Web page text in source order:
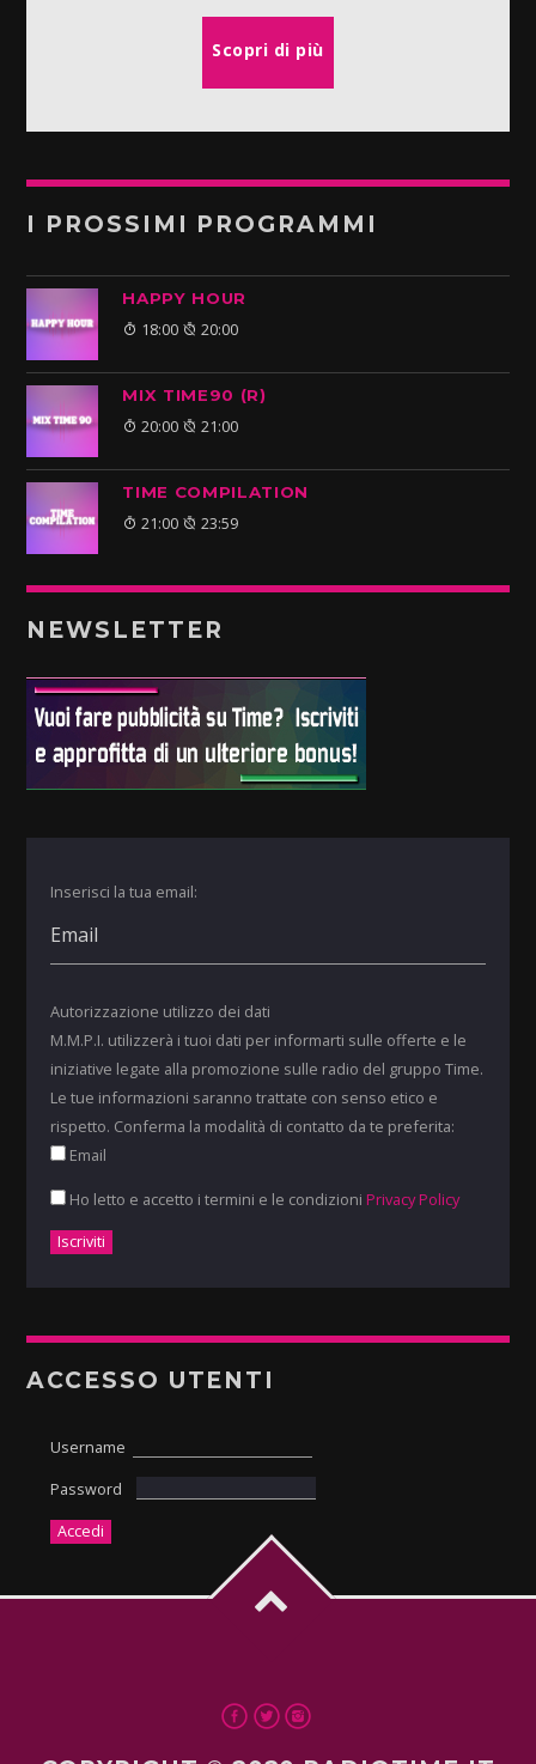
Scopri di più
I PROSSIMI PROGRAMMI
HAPPY HOUR
18:00 20:00
MIX TIME90 (R)
20:00 21:00
TIME COMPILATION
21:00 23:59
NEWSLETTER
Inserisci la tua email:
Autorizzazione utilizzo dei dati
M.M.P.I. utilizzerà i tuoi dati per informarti sulle offerte e le
iniziative legate alla promozione sulle radio del gruppo Time.
Le tue informazioni saranno trattate con senso etico e
rispetto. Conferma la modalità di contatto da te preferita:
Email
Ho letto e accetto i termini e le condizioni Privacy Policy
ACCESSO UTENTI
Username
Password